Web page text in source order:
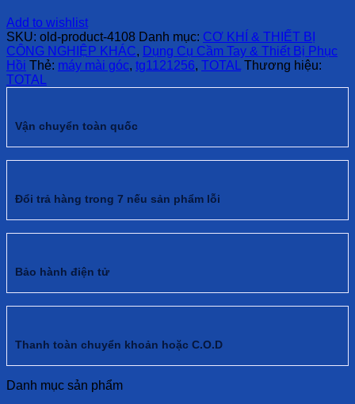
Add to wishlist
SKU: old-product-4108 Danh mục: CƠ KHÍ & THIẾT BỊ
CÔNG NGHIỆP KHÁC, Dụng Cụ Cầm Tay & Thiết Bị Phục
Hồi Thẻ: máy mài góc, tg1121256, TOTAL
Thương hiệu:
TOTAL
Vận chuyển toàn quốc
Đổi trả hàng trong 7 nếu sản phẩm lỗi
Bảo hành điện tử
Thanh toàn chuyển khoản hoặc C.O.D
Danh mục sản phẩm